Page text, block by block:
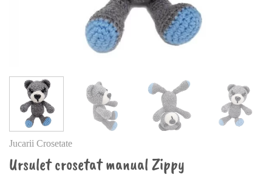
Jucarii Crosetate
Ursulet crosetat manual Zippy